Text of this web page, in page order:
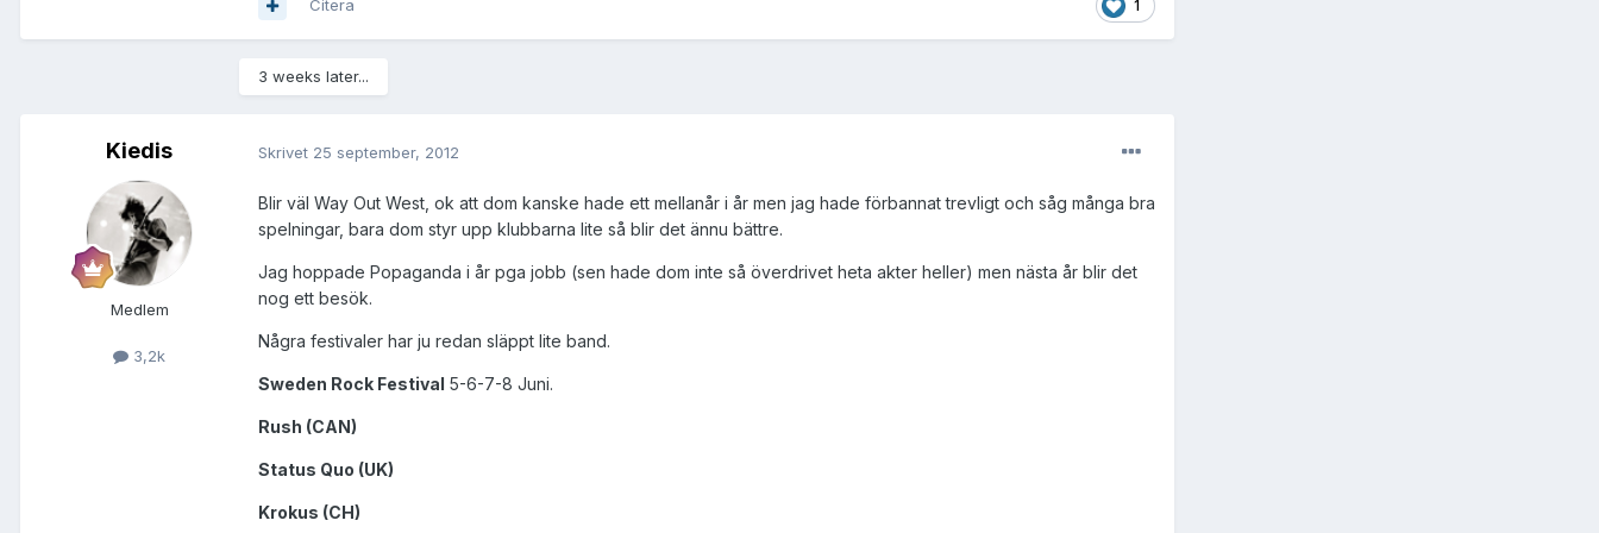
1
Citera
3 weeks later...
Kiedis
Medlem
3,2k
Skrivet 25 september, 2012
Blir väl Way Out West, ok att dom kanske hade ett mellanår i år men jag hade förbannat trevligt och såg många bra
spelningar, bara dom styr upp klubbarna lite så blir det ännu bättre.
Jag hoppade Popaganda i år pga jobb (sen hade dom inte så överdrivet heta akter heller) men nästa år blir det
nog ett besök.
Några festivaler har ju redan släppt lite band.
Sweden Rock Festival 5-6-7-8 Juni.
Rush (CAN)
Status Quo (UK)
Krokus (CH)